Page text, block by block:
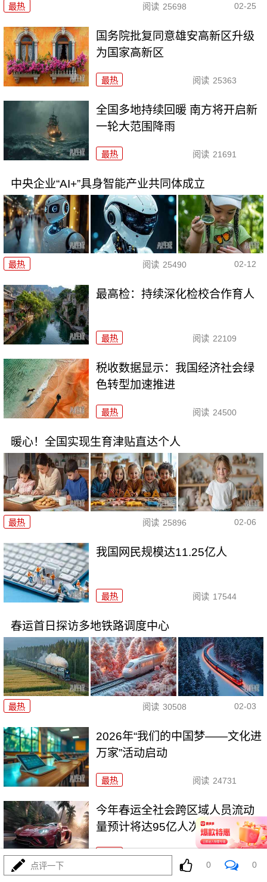
最热 阅读 25698 02-25
国务院批复同意雄安高新区升级
为国家高新区
最热 阅读 25363
全国多地持续回暖 南方将开启新
一轮大范围降雨
最热 阅读 21691
中央企业“AI+”具身智能产业共同体成立
最热 阅读 25490 02-12
最高检：持续深化检校合作育人
最热 阅读 22109
税收数据显示：我国经济社会绿
色转型加速推进
最热 阅读 24500
暖心！全国实现生育津贴直达个人
最热 阅读 25896 02-06
我国网民规模达11.25亿人
最热 阅读 17544
春运首日探访多地铁路调度中心
最热 阅读 30508 02-03
2026年“我们的中国梦——文化进
万家”活动启动
最热 阅读 24731
今年春运全社会跨区域人员流动
量预计将达95亿人次
最热
点评一下 0 0